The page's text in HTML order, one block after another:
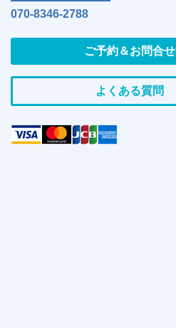
070-8346-2788
ご予約＆お問合せ
よくある質問